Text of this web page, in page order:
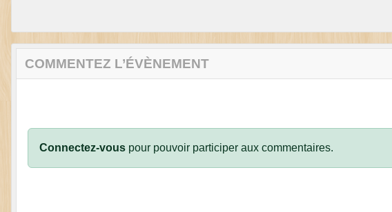
COMMENTEZ L’ÉVÈNEMENT
Connectez-vous pour pouvoir participer aux commentaires.